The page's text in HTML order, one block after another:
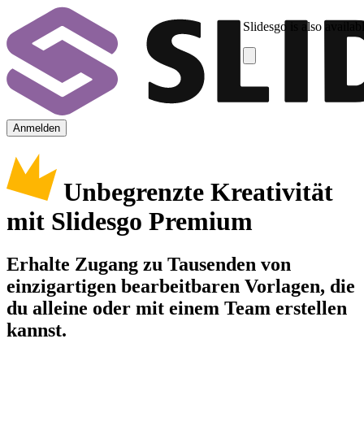
Slidesgo is also
Anmelden
Unbegrenzte Kreativität
mit Slidesgo Premium
Erhalte Zugang zu Tausenden von
einzigartigen bearbeitbaren Vorlagen, die
du alleine oder mit einem Team erstellen
kannst.